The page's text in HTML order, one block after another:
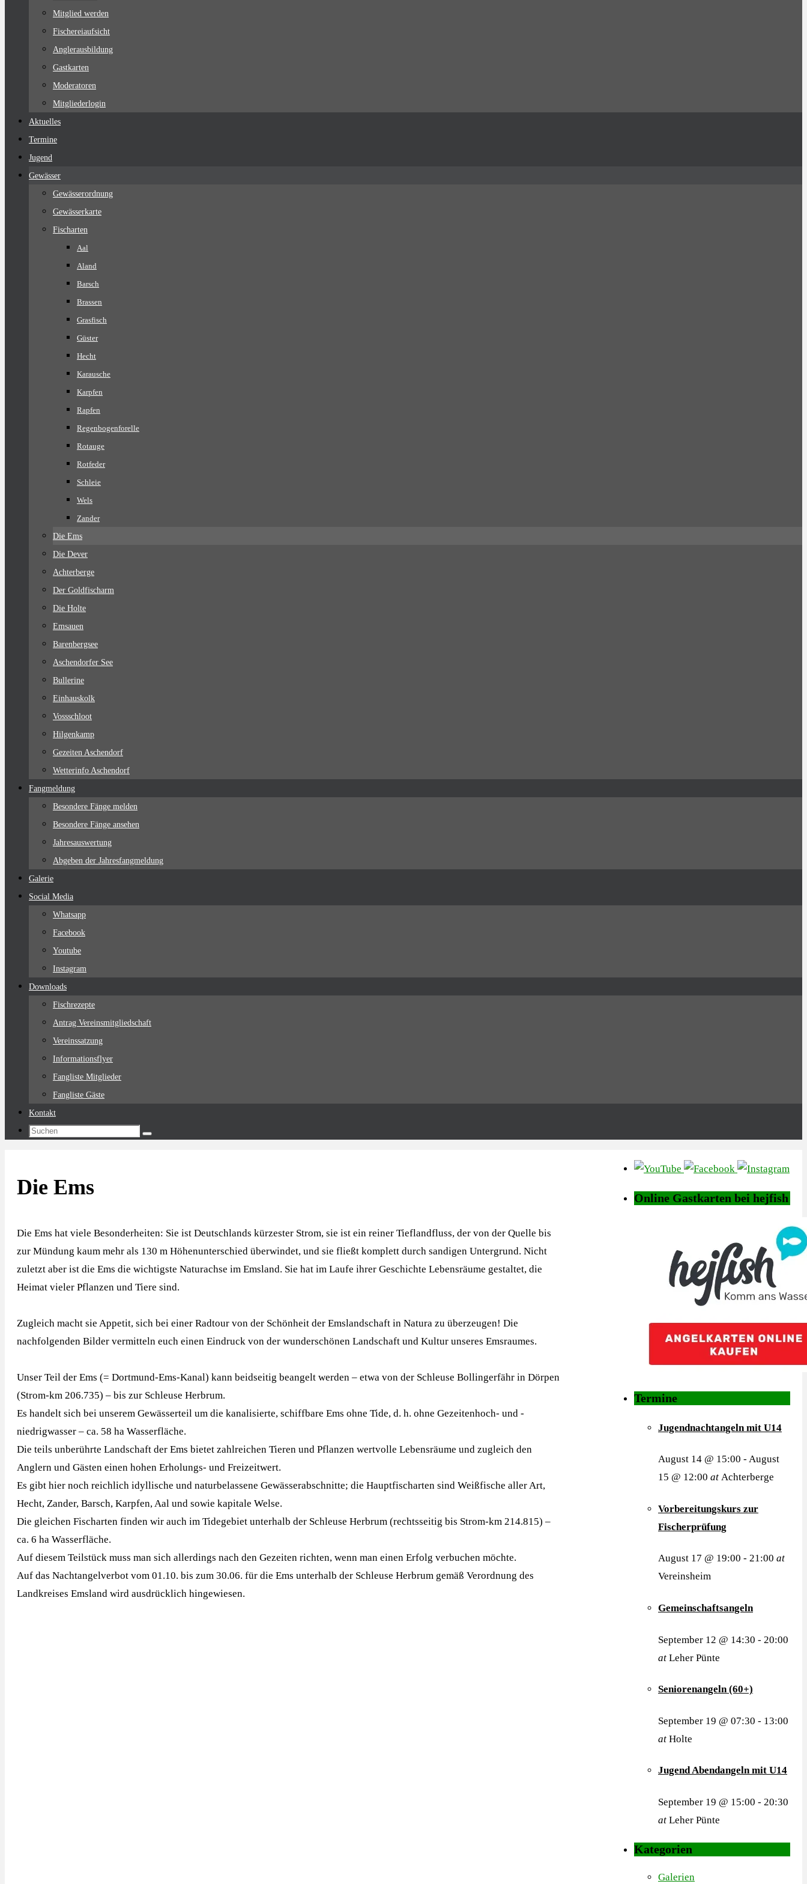
Mitglied werden
Fischereiaufsicht
Anglerausbildung
Gastkarten
Moderatoren
Mitgliederlogin
Aktuelles
Termine
Jugend
Gewässer
Gewässerordnung
Gewässerkarte
Fischarten
Aal
Aland
Barsch
Brassen
Grasfisch
Güster
Hecht
Karausche
Karpfen
Rapfen
Regenbogenforelle
Rotauge
Rotfeder
Schleie
Wels
Zander
Die Ems
Die Dever
Achterberge
Der Goldfischarm
Die Holte
Emsauen
Barenbergsee
Aschendorfer See
Bullerine
Einhauskolk
Vossschloot
Hilgenkamp
Gezeiten Aschendorf
Wetterinfo Aschendorf
Fangmeldung
Besondere Fänge melden
Besondere Fänge ansehen
Jahresauswertung
Abgeben der Jahresfangmeldung
Galerie
Social Media
Whatsapp
Facebook
Youtube
Instagram
Downloads
Fischrezepte
Antrag Vereinsmitgliedschaft
Vereinssatzung
Informationsflyer
Fangliste Mitglieder
Fangliste Gäste
Kontakt
Suchen
Suchen
Die Ems
Die Ems hat viele Besonderheiten: Sie ist Deutschlands kürzester Strom, sie ist ein reiner Tieflandfluss, der von der Quelle bis
zur Mündung kaum mehr als 130 m Höhenunterschied überwindet, und sie fließt komplett durch sandigen Untergrund. Nicht
zuletzt aber ist die Ems die wichtigste Naturachse im Emsland. Sie hat im Laufe ihrer Geschichte Lebensräume gestaltet, die
Heimat vieler Pflanzen und Tiere sind.
Zugleich macht sie Appetit, sich bei einer Radtour von der Schönheit der Emslandschaft in Natura zu überzeugen! Die
nachfolgenden Bilder vermitteln euch einen Eindruck von der wunderschönen Landschaft und Kultur unseres Emsraumes.
Unser Teil der Ems (= Dortmund-Ems-Kanal) kann beidseitig beangelt werden – etwa von der Schleuse Bollingerfähr in Dörpen
(Strom-km 206.735) – bis zur Schleuse Herbrum.
Es handelt sich bei unserem Gewässerteil um die kanalisierte, schiffbare Ems ohne Tide, d. h. ohne Gezeitenhoch- und -
niedrigwasser – ca. 58 ha Wasserfläche.
Die teils unberührte Landschaft der Ems bietet zahlreichen Tieren und Pflanzen wertvolle Lebensräume und zugleich den
Anglern und Gästen einen hohen Erholungs- und Freizeitwert.
Es gibt hier noch reichlich idyllische und naturbelassene Gewässerabschnitte; die Hauptfischarten sind Weißfische aller Art,
Hecht, Zander, Barsch, Karpfen, Aal und sowie kapitale Welse.
Die gleichen Fischarten finden wir auch im Tidegebiet unterhalb der Schleuse Herbrum (rechtsseitig bis Strom-km 214.815) –
ca. 6 ha Wasserfläche.
Auf diesem Teilstück muss man sich allerdings nach den Gezeiten richten, wenn man einen Erfolg verbuchen möchte.
Auf das Nachtangelverbot vom 01.10. bis zum 30.06. für die Ems unterhalb der Schleuse Herbrum gemäß Verordnung des
Landkreises Emsland wird ausdrücklich hingewiesen.
Online Gastkarten bei hejfish
Termine
Jugendnachtangeln mit U14
August 14 @ 15:00 - August
15 @ 12:00 at Achterberge
Vorbereitungskurs zur
Fischerprüfung
August 17 @ 19:00 - 21:00 at
Vereinsheim
Gemeinschaftsangeln
September 12 @ 14:30 - 20:00
at Leher Pünte
Seniorenangeln (60+)
September 19 @ 07:30 - 13:00
at Holte
Jugend Abendangeln mit U14
September 19 @ 15:00 - 20:30
at Leher Pünte
Kategorien
Galerien